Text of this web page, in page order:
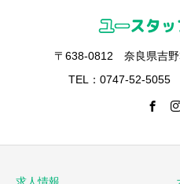
〒638-0812 奈良県吉
TEL：0747-52-5055